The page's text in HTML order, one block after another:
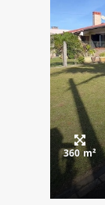
360 m²